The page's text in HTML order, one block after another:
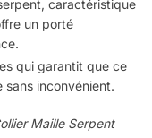
caractéristique
un porté
qui garantit que ce
inconvénient.
Maille Serpent